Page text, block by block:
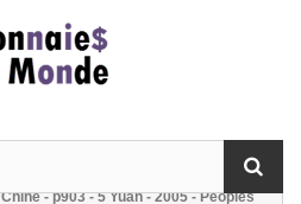
Chine - p903 - 5 Yuan - 2005 - Peoples